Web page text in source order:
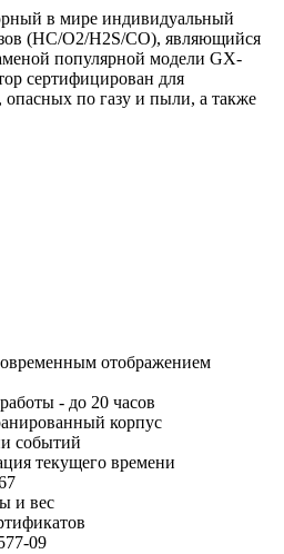
в мире индивидуальный
(HC/O2/H2S/CO), являющийся
популярной модели GX-
сертифицирован для
опасных по газу и пыли, а также
отображением
- до 20 часов
корпус
событий
текущего времени
и вес
09